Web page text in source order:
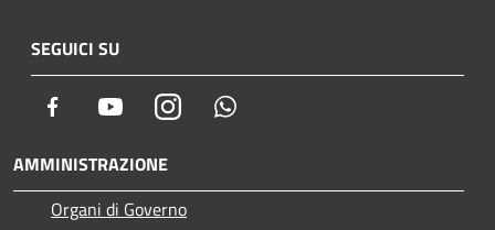
SEGUICI SU
Facebook YoutubeInstagram
AMMINISTRAZIONE
Organi di Governo